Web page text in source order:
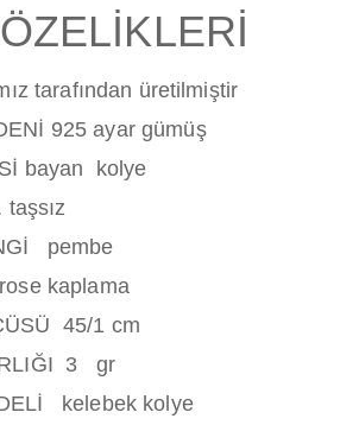
tarafından üretilmiştir
925 ayar gümüş
bayan kolye
pembe
kaplama
45/1 cm
3 gr
kelebek kolye